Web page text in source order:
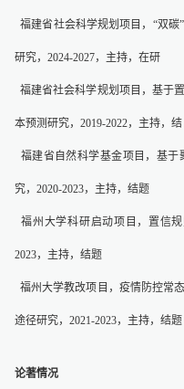
福建省社会科学规划项目，“双
研究，2024-2027，主持，在研
福建省社会科学规划项目，基于
本预测研究，2019-2022，主持，结
福建省自然科学基金项目，基
究，2020-2023，主持，结题
福州大学科研启动项目，置信
2023，主持，结题
福州大学教改项目，疫情防控常
途径研究，2021-2023，主持，结题
论著情况